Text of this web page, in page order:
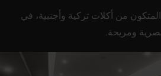
المتكون من أكلات تركية وأجنبية، في
ومريحة.